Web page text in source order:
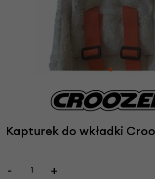
Kapturek do wkładki
- +